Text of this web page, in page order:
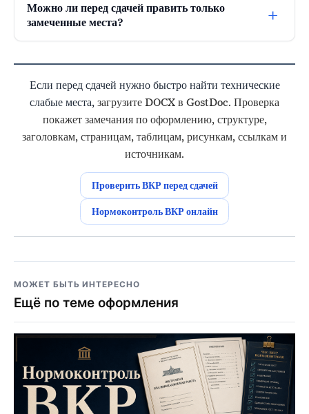
Можно ли перед сдачей править только
замеченные места?
+
Если перед сдачей нужно быстро найти технические
слабые места,загрузите DOCX в GostDoc. Проверка
покажет замечания по оформлению, структуре,
заголовкам, страницам, таблицам, рисункам, ссылкам и
источникам.
Проверить ВКР перед сдачей
Нормоконтроль ВКР онлайн
МОЖЕТ БЫТЬ ИНТЕРЕСНО
Ещё по теме оформления